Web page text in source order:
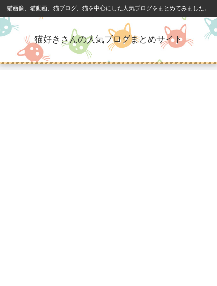
猫画像、猫動画、猫ブログ、猫を中心にした人気ブログをまとめてみました。
猫好きさんの人気ブログまとめサイト